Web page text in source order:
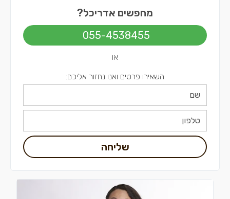
אדריכלים בירושלים
אדריכלים בתל אביב
מחפשים אדריכל?
055-4538455
או
השאירו פרטים ואנו נחזור אליכם:
שליחה